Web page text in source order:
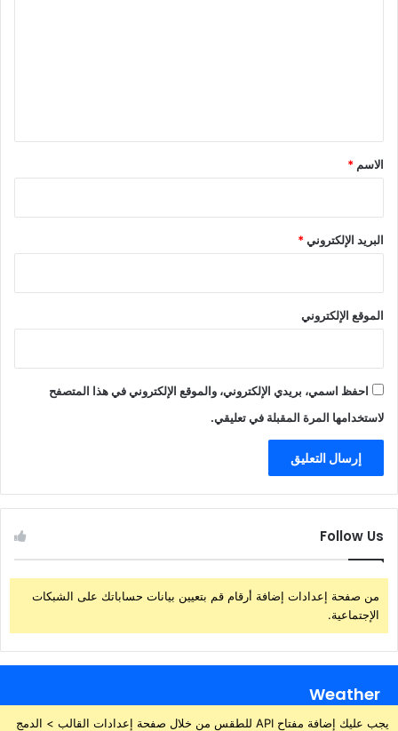
*
الاسم *
البريد الإلكتروني*
الموقع الإلكتروني
احفظ اسمي، بريدي الإلكتروني، والموقع الإلكتروني في هذا المتصفح
لاستخدامها المرة المقبلة في تعليقي.
Follow Us
من صفحة إعدادات إضافة أرقام قم بتعيين بيانات حساباتك على الشبكات
الإجتماعية.
Weather
يجب عليك إضافة مفتاح API للطقس من خلال صفحة إعدادات القالب > الدمج